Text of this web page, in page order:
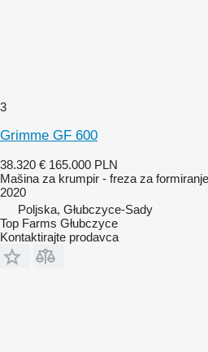
3
Grimme GF 600
38.320 € 165.000 PLN
Mašina za krumpir - freza za
2020
Poljska, Głubczyce-Sady
Top Farms Głubczyce
Kontaktirajte prodavca